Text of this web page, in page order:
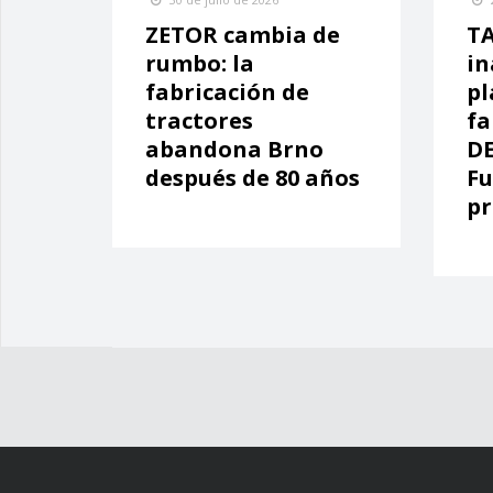
ZETOR cambia de
rumbo: la
fabricación de
tractores
abandona Brno
después de 80 años